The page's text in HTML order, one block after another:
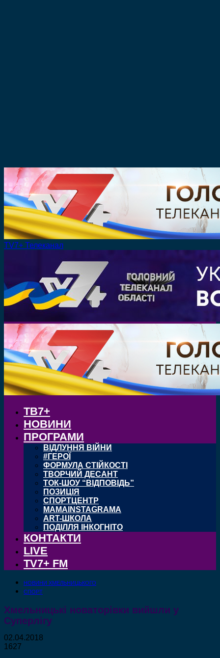
TV7+ Телеканал
ТВ7+
НОВИНИ
ПРОГРАМИ
ВІДЛУННЯ ВІЙНИ
#ГЕРОЇ
ФОРМУЛА СТІЙКОСТІ
ТВОРЧИЙ ДЕСАНТ
ТОК-ШОУ “ВІДПОВІДЬ”
ПОЗИЦІЯ
СПОРТЦЕНТР
MAMAINSTAGRAMA
ART-ШКОЛА
ПОДІЛЛЯ ІНКОГНІТО
КОНТАКТИ
LIVE
TV7+ FM
НОВИНИ ХМЕЛЬНИЦЬКОГО
СПОРТ
Хмельницькі новаторівки вийшли у
Суперлігу
02.04.2018
1627